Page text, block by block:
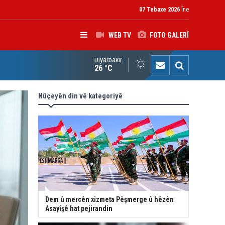
07 Tebaxe 2026 Îne
WEB TV FOTO GALERÎ
Gotinên Parêzgarê Kerkûkê yên li ser Madeya 140î hewldana
Diyarbakır
26 °C
Nûçeyên din vê kategoriyê
Dem û mercên xizmeta Pêşmerge û hêzên
Asayîşê hat pejirandin